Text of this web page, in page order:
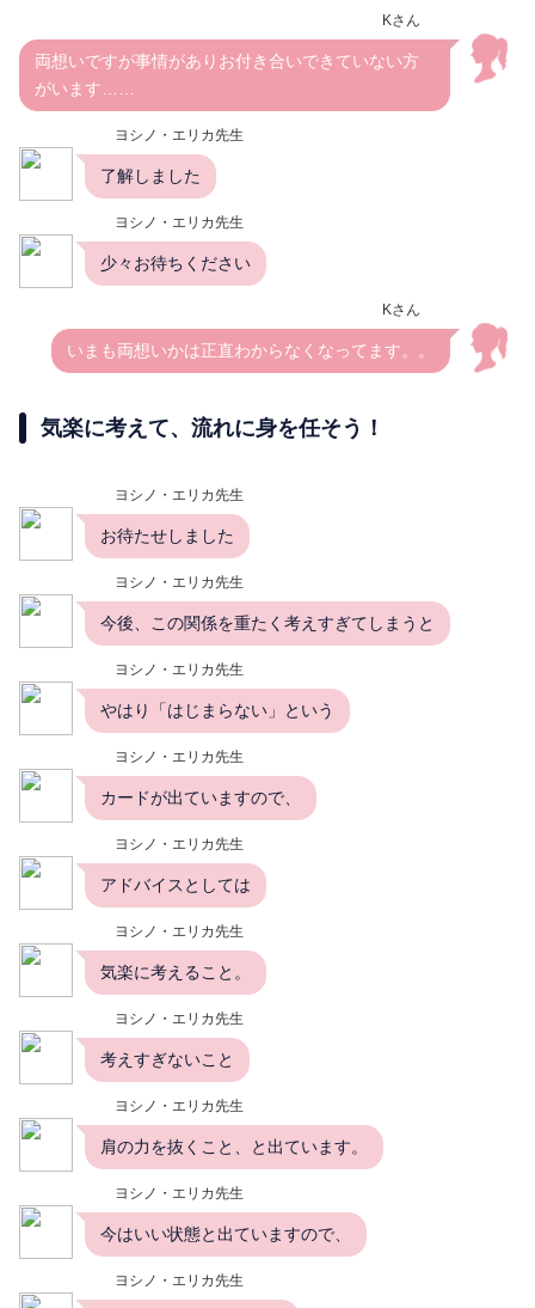
Kさん
両想いですが事情がありお付き合いできていない方
がいます……
ヨシノ・エリカ先生
了解しました
ヨシノ・エリカ先生
少々お待ちください
Kさん
いまも両想いかは正直わからなくなってます。。
気楽に考えて、流れに身を任そう！
ヨシノ・エリカ先生
お待たせしました
ヨシノ・エリカ先生
今後、この関係を重たく考えすぎてしまうと
ヨシノ・エリカ先生
やはり「はじまらない」という
ヨシノ・エリカ先生
カードが出ていますので、
ヨシノ・エリカ先生
アドバイスとしては
ヨシノ・エリカ先生
気楽に考えること。
ヨシノ・エリカ先生
考えすぎないこと
ヨシノ・エリカ先生
肩の力を抜くこと、と出ています。
ヨシノ・エリカ先生
今はいい状態と出ていますので、
ヨシノ・エリカ先生